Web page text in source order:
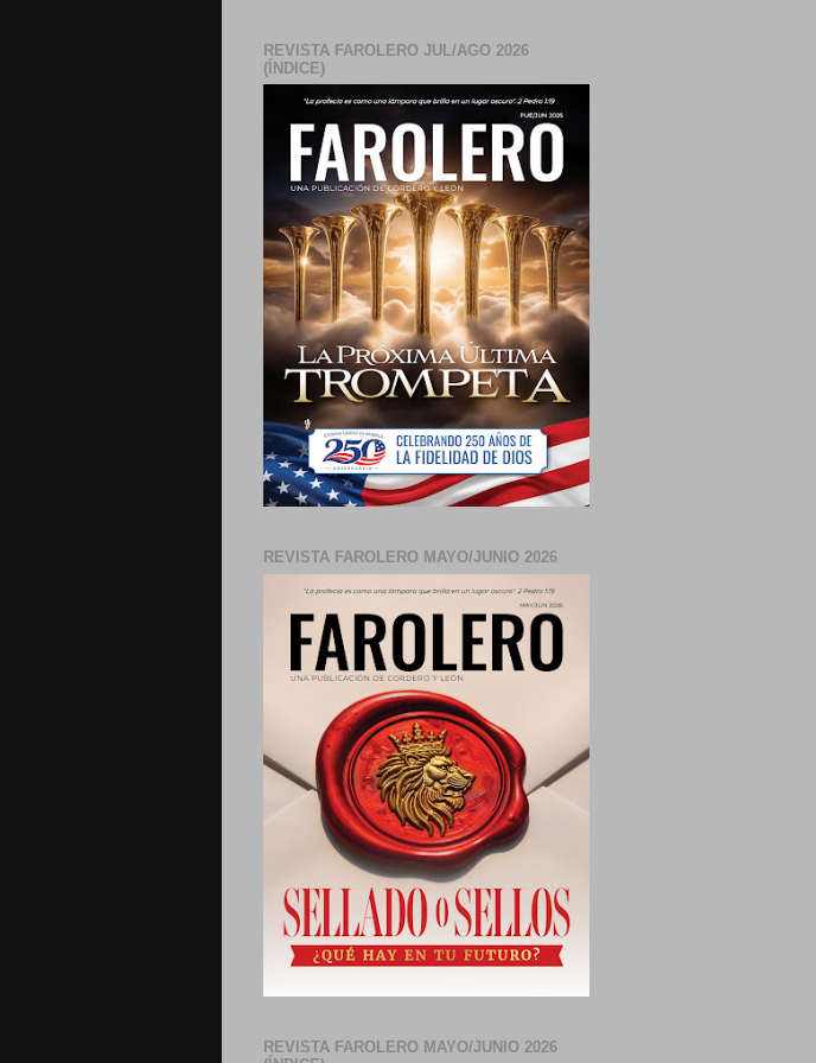
REVISTA FAROLERO JUL/AGO 2026
(ÍNDICE)
REVISTA FAROLERO MAYO/JUNIO 2026
REVISTA FAROLERO MAYO/JUNIO 2026